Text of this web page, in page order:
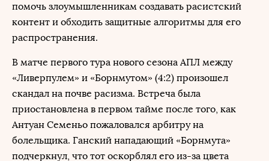
помочь злоумышленникам создавать расистский
контент и обходить защитные алгоритмы для его
распространения.
В матче первого тура нового сезона АПЛ между
«Ливерпулем» и «Борнмутом» (4:2) произошел
скандал на почве расизма. Встреча была
приостановлена в первом тайме после того, как
Антуан Семеньо пожаловался арбитру на
болельщика. Ганский нападающий «Борнмута»
подчеркнул, что тот оскорблял его из-за цвета